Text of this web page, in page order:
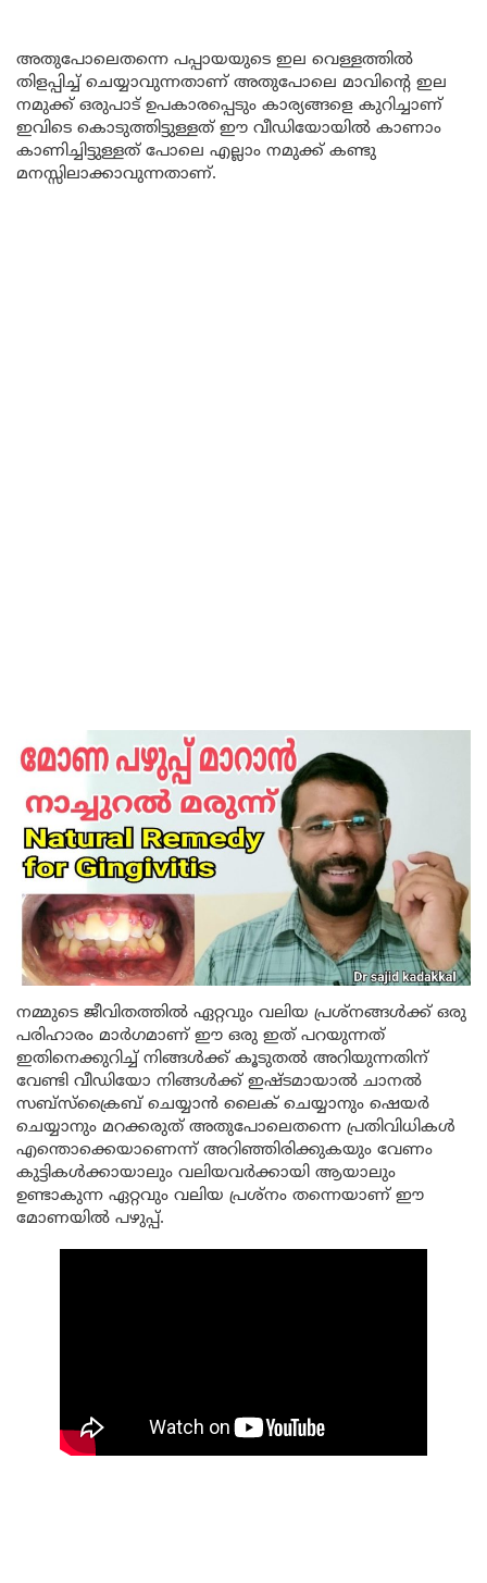
അതുപോലെതന്നെ പപ്പായയുടെ ഇല വെള്ളത്തിൽ
തിളപ്പിച്ച് ചെയ്യാവുന്നതാണ് അതുപോലെ മാവിന്റെ ഇല
നമുക്ക് ഒരുപാട് ഉപകാരപ്പെടും കാര്യങ്ങളെ കുറിച്ചാണ്
ഇവിടെ കൊടുത്തിട്ടുള്ളത് ഈ വീഡിയോയിൽ കാണാം
കാണിച്ചിട്ടുള്ളത് പോലെ എല്ലാം നമുക്ക് കണ്ടു
മനസ്സിലാക്കാവുന്നതാണ്.
നമ്മുടെ ജീവിതത്തിൽ ഏറ്റവും വലിയ പ്രശ്നങ്ങൾക്ക് ഒരു
പരിഹാരം മാർഗമാണ് ഈ ഒരു ഇത് പറയുന്നത്
ഇതിനെക്കുറിച്ച് നിങ്ങൾക്ക് കൂടുതൽ അറിയുന്നതിന്
വേണ്ടി വീഡിയോ നിങ്ങൾക്ക് ഇഷ്ടമായാൽ ചാനൽ
സബ്സ്ക്രൈബ് ചെയ്യാൻ ലൈക് ചെയ്യാനും ഷെയർ
ചെയ്യാനും മറക്കരുത് അതുപോലെതന്നെ പ്രതിവിധികൾ
എന്തൊക്കെയാണെന്ന് അറിഞ്ഞിരിക്കുകയും വേണം
കുട്ടികൾക്കായാലും വലിയവർക്കായി ആയാലും
ഉണ്ടാകുന്ന ഏറ്റവും വലിയ പ്രശ്നം തന്നെയാണ് ഈ
മോണയിൽ പഴുപ്പ്.